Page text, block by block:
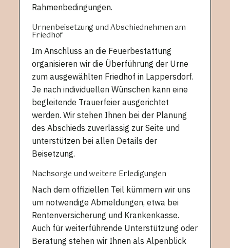
Rahmenbedingungen.
Urnenbeisetzung und Abschiednehmen am
Friedhof
Im Anschluss an die Feuerbestattung
organisieren wir die Überführung der Urne
zum ausgewählten Friedhof in Lappersdorf.
Je nach individuellen Wünschen kann eine
begleitende Trauerfeier ausgerichtet
werden. Wir stehen Ihnen bei der Planung
des Abschieds zuverlässig zur Seite und
unterstützen bei allen Details der
Beisetzung.
Nachsorge und weitere Erledigungen
Nach dem offiziellen Teil kümmern wir uns
um notwendige Abmeldungen, etwa bei
Rentenversicherung und Krankenkasse.
Auch für weiterführende Unterstützung oder
Beratung stehen wir Ihnen als Alpenblick